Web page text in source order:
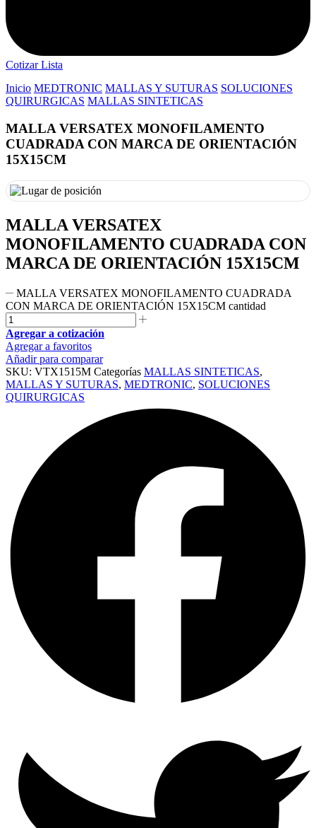
Cotizar Lista
Inicio MEDTRONIC MALLAS Y SUTURAS SOLUCIONES
QUIRURGICAS MALLAS SINTETICAS
MALLA VERSATEX MONOFILAMENTO
CUADRADA CON MARCA DE ORIENTACIÓN
15X15CM
MALLA VERSATEX
MONOFILAMENTO CUADRADA CON
MARCA DE ORIENTACIÓN 15X15CM
MALLA VERSATEX MONOFILAMENTO CUADRADA
CON MARCA DE ORIENTACIÓN 15X15CM cantidad
Agregar a cotización
Agregar a favoritos
Añadir para comparar
SKU: VTX1515M Categorías MALLAS SINTETICAS,
MALLAS Y SUTURAS, MEDTRONIC, SOLUCIONES
QUIRURGICAS